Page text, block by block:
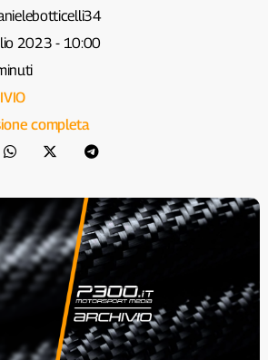
2023 - 10:00
completa